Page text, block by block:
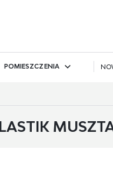
POMIESZCZENIA